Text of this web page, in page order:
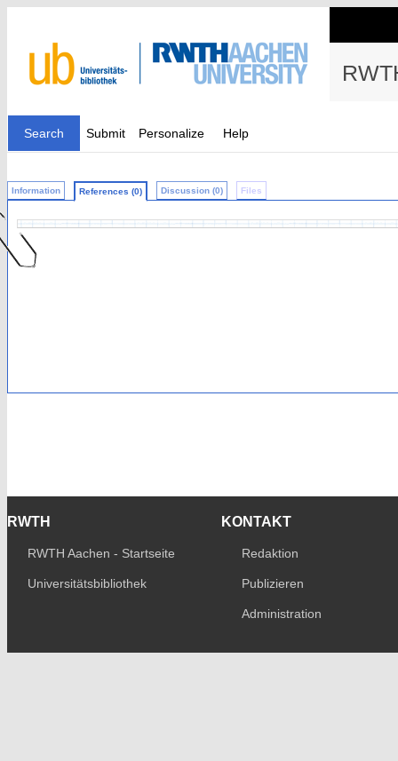
Search Submit Personalize Help
Information References (0) Discussion (0) Files
RWTH
RWTH Aachen - Startseite
Universitätsbibliothek
KONTAKT
Redaktion
Publizieren
Administration